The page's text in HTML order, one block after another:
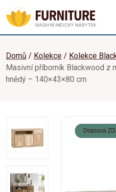
Domů Kolekce
Kolekce
Masivní příborník Blackwood z
hnědý – 140×43×80 cm
Doprava